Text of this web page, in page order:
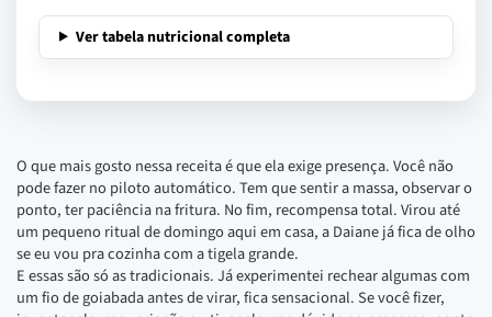
Ver tabela nutricional completa
O que mais gosto nessa receita é que ela exige presença. Você não
pode fazer no piloto automático. Tem que sentir a massa, observar o
ponto, ter paciência na fritura. No fim, recompensa total. Virou até
um pequeno ritual de domingo aqui em casa, a Daiane já fica de olho
se eu vou pra cozinha com a tigela grande.
E essas são só as tradicionais. Já experimentei rechear algumas com
um fio de goiabada antes de virar, fica sensacional. Se você fizer,